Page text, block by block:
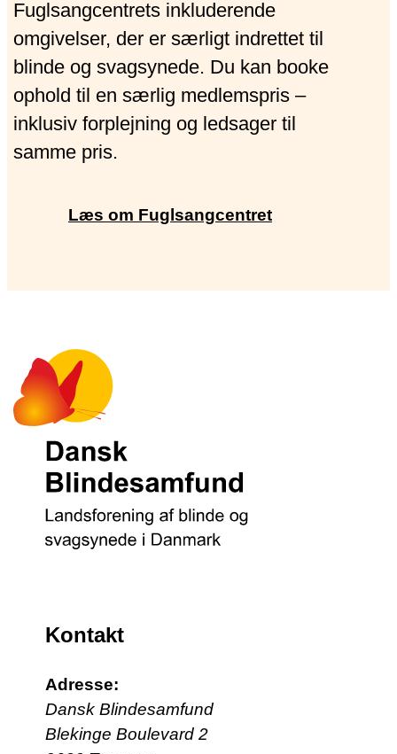
Fuglsangcentrets inkluderende
omgivelser, der er særligt indrettet til
blinde og svagsynede. Du kan booke
ophold til en særlig medlemspris –
inklusiv forplejning og ledsager til
samme pris.
Læs om Fuglsangcentret
Kontakt
Adresse:
Dansk Blindesamfund
Blekinge Boulevard 2